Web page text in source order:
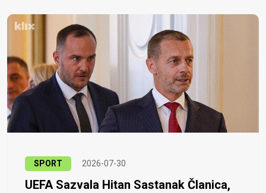
SPORT 2026-07-30
UEFA Sazvala Hitan Sastanak Članica,